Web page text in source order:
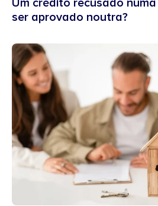
Um crédito recusado
ser aprovado noutra?